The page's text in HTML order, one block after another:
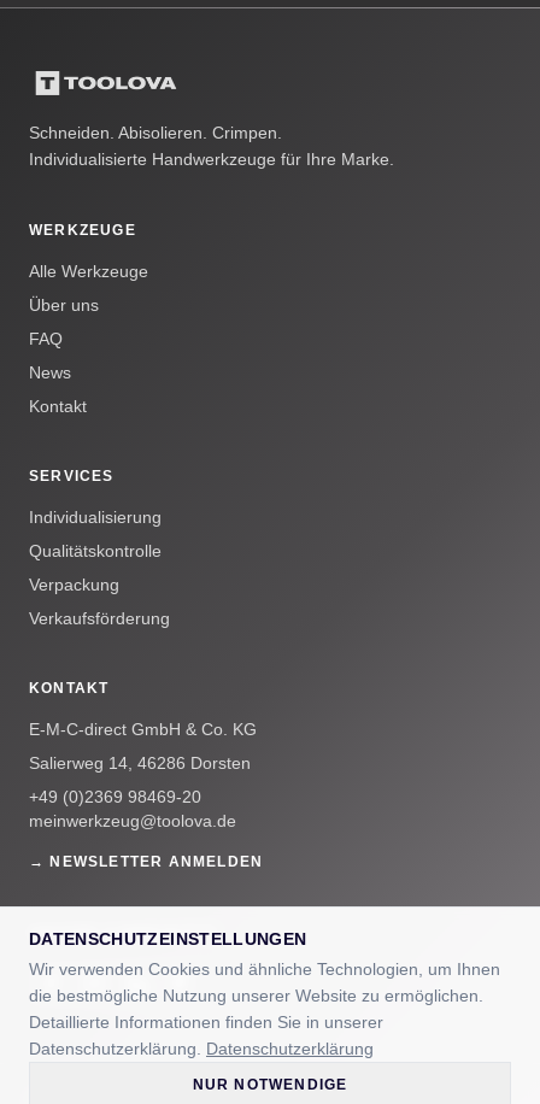
Schneiden. Abisolieren. Crimpen.
Individualisierte Handwerkzeuge für Ihre Marke.
WERKZEUGE
Alle Werkzeuge
Über uns
FAQ
News
Kontakt
SERVICES
Individualisierung
Qualitätskontrolle
Verpackung
Verkaufsförderung
KONTAKT
E-M-C-direct GmbH & Co. KG
Salierweg 14, 46286 Dorsten
+49 (0)2369 98469-20
meinwerkzeug@toolova.de
→ NEWSLETTER ANMELDEN
UNSERE COMMUNITYS
DATENSCHUTZEINSTELLUNGEN
Wir verwenden Cookies und ähnliche Technologien, um Ihnen
die bestmögliche Nutzung unserer Website zu ermöglichen.
Detaillierte Informationen finden Sie in unserer
Datenschutzerklärung.
Datenschutzerklärung
NUR NOTWENDIGE